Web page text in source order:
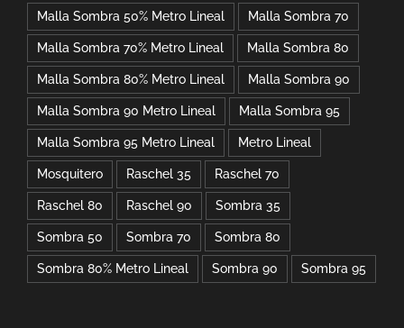
Malla Sombra 50% Metro Lineal Malla Sombra 70
Malla Sombra 70% Metro Lineal Malla Sombra 80
Malla Sombra 80% Metro Lineal Malla Sombra 90
Malla Sombra 90 Metro Lineal Malla Sombra 95
Malla Sombra 95 Metro Lineal Metro Lineal
Mosquitero Raschel 35 Raschel 70
Raschel 80 Raschel 90 Sombra 35
Sombra 50 Sombra 70 Sombra 80
Sombra 80% Metro Lineal Sombra 90 Sombra 95